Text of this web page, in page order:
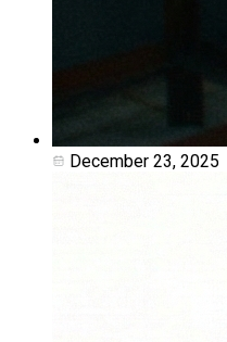
December 23, 2025